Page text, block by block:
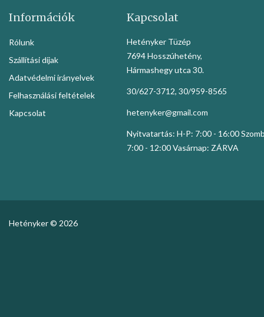
Információk
Rólunk
Szállítási díjak
Adatvédelmi irányelvek
Felhasználási feltételek
Kapcsolat
Kapcsolat
Hetényker Tüzép
7694 Hosszúhetény,
Hármashegy utca 30.
30/627-3712, 30/959-8565
hetenyker@gmail.com
Nyitvatartás: H-P: 7:00 - 16:00
7:00 - 12:00 Vasárnap: ZÁRVA
Hetényker © 2026